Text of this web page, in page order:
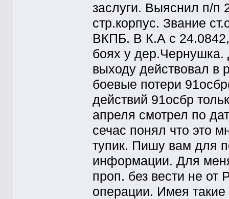
заслуги. Выяснил п/п
стр.корпус. Звание
ВКПБ. В К.А с
боях у дер.Чернушка.
выходу действовал в
боевые потери
действий 91осбр
апреля смотрел по
сечас понял что это
тупик. Пишу вам для
информации. Для
проп. без вести не от
операции. Имея